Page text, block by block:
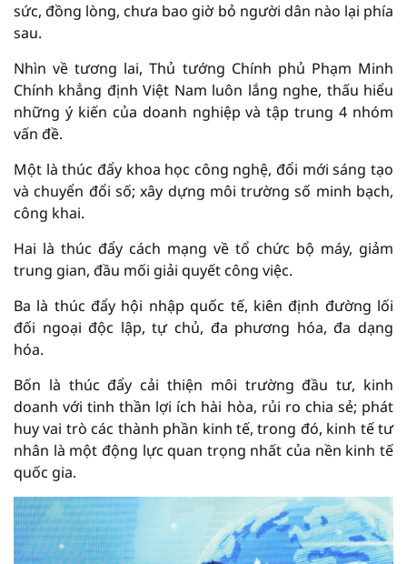
sức, đồng lòng, chưa bao giờ bỏ người dân nào lại phía
sau.
Nhìn về tương lai, Thủ tướng Chính phủ Phạm Minh
Chính khẳng định Việt Nam luôn lắng nghe, thấu hiểu
những ý kiến của doanh nghiệp và tập trung 4 nhóm
vấn đề.
Một là thúc đẩy khoa học công nghệ, đổi mới sáng tạo
và chuyển đổi số; xây dựng môi trường số minh bạch,
công khai.
Hai là thúc đẩy cách mạng về tổ chức bộ máy, giảm
trung gian, đầu mối giải quyết công việc.
Ba là thúc đẩy hội nhập quốc tế, kiên định đường lối
đối ngoại độc lập, tự chủ, đa phương hóa, đa dạng
hóa.
Bốn là thúc đẩy cải thiện môi trường đầu tư, kinh
doanh với tinh thần lợi ích hài hòa, rủi ro chia sẻ; phát
huy vai trò các thành phần kinh tế, trong đó, kinh tế tư
nhân là một động lực quan trọng nhất của nền kinh tế
quốc gia.